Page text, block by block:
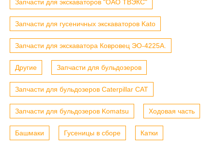
Запчасти для экскаваторов "ОАО ТВЭКС"
Запчасти для гусеничных экскаваторов Kato
Запчасти для экскаватора Ковровец ЭО-4225А.
Другие Запчасти для бульдозеров
Запчасти для бульдозеров Caterpillar CAT
Запчасти для бульдозеров Komatsu Ходовая часть
Башмаки Гусеницы в сборе Катки